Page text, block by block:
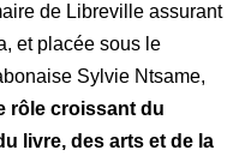
de Libreville assurant
et placée sous le
Sylvie Ntsame,
rôle croissant du
livre, des arts et de la